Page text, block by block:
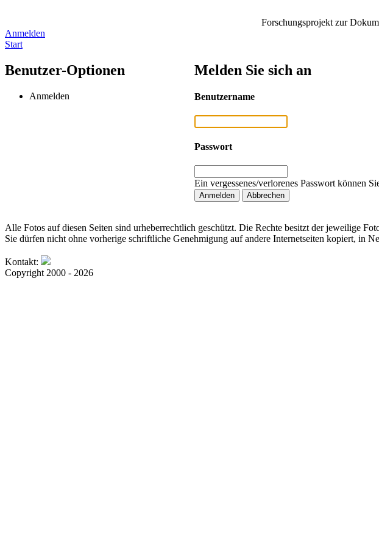
Forschungsprojekt zur
Anmelden
Start
Benutzer-Optionen
Anmelden
Melden Sie sich an
Benutzername
Passwort
Ein vergessenes/verlorenes Passwort können
Alle Fotos auf diesen Seiten sind urheberrechtlich geschützt. Die Rechte besitzt der jeweilige
Sie dürfen nicht ohne vorherige schriftliche Genehmigung auf andere Internetseiten kopiert, in
Kontakt:
Copyright 2000 - 2026